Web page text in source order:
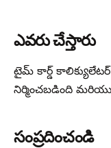
ఎవరు చేస్తారు
టైమ్ కార్డ్ కాలిక్యులేటర్
నిర్మించబడింది
సంప్రదించండి